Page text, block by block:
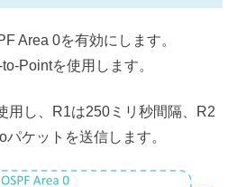
Area 0を有効にします。
Pointを使用します。
用し、R1は250ミリ秒間隔、R2
ケットを送信します。